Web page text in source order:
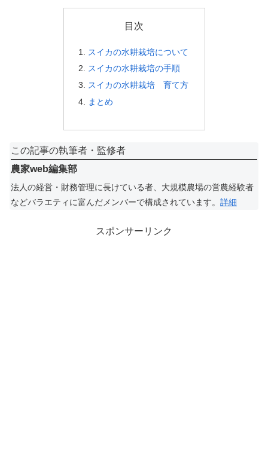
目次
スイカの水耕栽培について
スイカの水耕栽培の手順
スイカの水耕栽培 育て方
まとめ
この記事の執筆者・監修者
農家web編集部
法人の経営・財務管理に長けている者、大規模農場の営農経験者
などバラエティに富んだメンバーで構成されています。 詳細
スポンサーリンク